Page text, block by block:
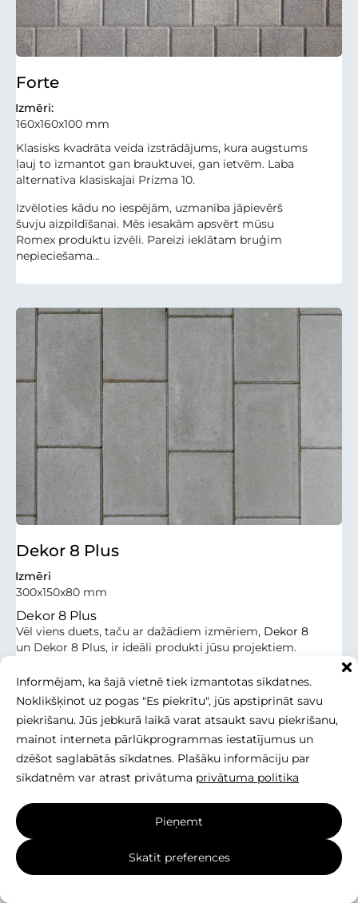
Informējam, ka šajā vietnē tiek izmantotas sīkdatnes.
Noklikšķinot uz pogas "Es piekrītu", jūs apstiprināt savu
piekrišanu. Jūs jebkurā laikā varat atsaukt savu piekrišanu,
mainot interneta pārlūkprogrammas iestatījumus un
dzēšot saglabātās sīkdatnes. Plašāku informāciju par
sīkdatnēm var atrast privātuma privātuma politika
Pieņemt
Skatīt preferences
Forte
Izmēri:
160x160x100 mm
Klasisks kvadrāta veida izstrādājums, kura augstums
ļauj to izmantot gan brauktuvei, gan ietvēm. Laba
alternatīva klasiskajai Prizma 10.
Izvēloties kādu no iespējām, uzmanība jāpievērš
šuvju aizpildīšanai. Mēs iesakām apsvērt mūsu
Romex produktu izvēli. Pareizi ieklātam bruģim
nepieciešama...
Dekor 8 Plus
Izmēri
300x150x80 mm
Dekor 8 Plus
Vēl viens duets, taču ar dažādiem izmēriem, Dekor 8
un Dekor 8 Plus, ir ideāli produkti jūsu projektiem.